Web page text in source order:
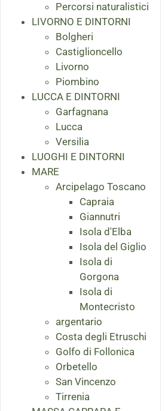
Percorsi naturalistici
LIVORNO E DINTORNI
Bolgheri
Castiglioncello
Livorno
Piombino
LUCCA E DINTORNI
Garfagnana
Lucca
Versilia
LUOGHI E DINTORNI
MARE
Arcipelago Toscano
Capraia
Giannutri
Isola d'Elba
Isola del Giglio
Isola di
Gorgona
Isola di
Montecristo
argentario
Costa degli Etruschi
Golfo di Follonica
Orbetello
San Vincenzo
Tirrenia